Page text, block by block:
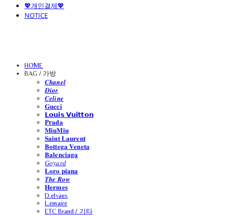
💖개인결제💖
NOTICE
HOME
BAG / 가방
𝑪𝒉𝒂𝒏𝒆𝒍
𝑫𝒊𝒐𝒓
𝑪𝒆𝒍𝒊𝒏𝒆
𝐆𝐮𝐜𝐜𝐢
𝗟𝗼𝘂𝗶𝘀 𝗩𝘂𝗶𝘁𝘁𝗼𝗻
𝐏𝐫𝐚𝐝𝐚
𝐌𝐢𝐮𝐌𝐢𝐮
𝐒𝐚𝐢𝐧𝐭 𝐋𝐚𝐮𝐫𝐞𝐧𝐭
𝐁𝐨𝐭𝐭𝐞𝐠𝐚 𝐕𝐞𝐧𝐞𝐭𝐚
𝐁𝐚𝐥𝐞𝐧𝐜𝐢𝐚𝐠𝐚
𝐺𝑜𝑦𝑎𝑟𝑑
𝐋𝐨𝐫𝐨 𝐩𝐢𝐚𝐧𝐚
𝑻𝒉𝒆 𝑹𝒐𝒘
𝐇𝐞𝐫𝐦𝐞𝐬
D.elvaux
L.emaire
ETC Brand / 기타